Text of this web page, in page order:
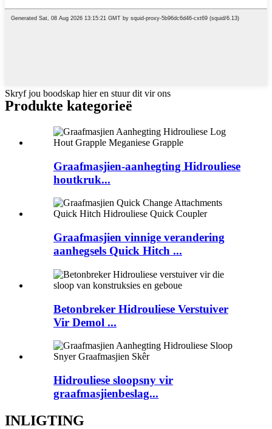
Skryf jou boodskap hier en stuur dit vir ons
Produkte kategorieë
Graafmasjien-aanhegting Hidrouliese
houtkruk...
Graafmasjien vinnige verandering
aanhegsels Quick Hitch ...
Betonbreker Hidrouliese Verstuiver
Vir Demol ...
Hidrouliese sloopsny vir
graafmasjienbeslag...
INLIGTING